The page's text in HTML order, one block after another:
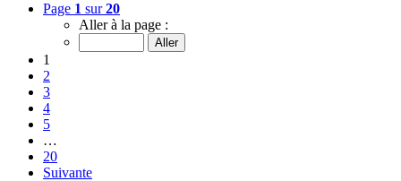
Page 1 sur20
Aller à la page :
1
2
3
4
5
…
20
Suivante